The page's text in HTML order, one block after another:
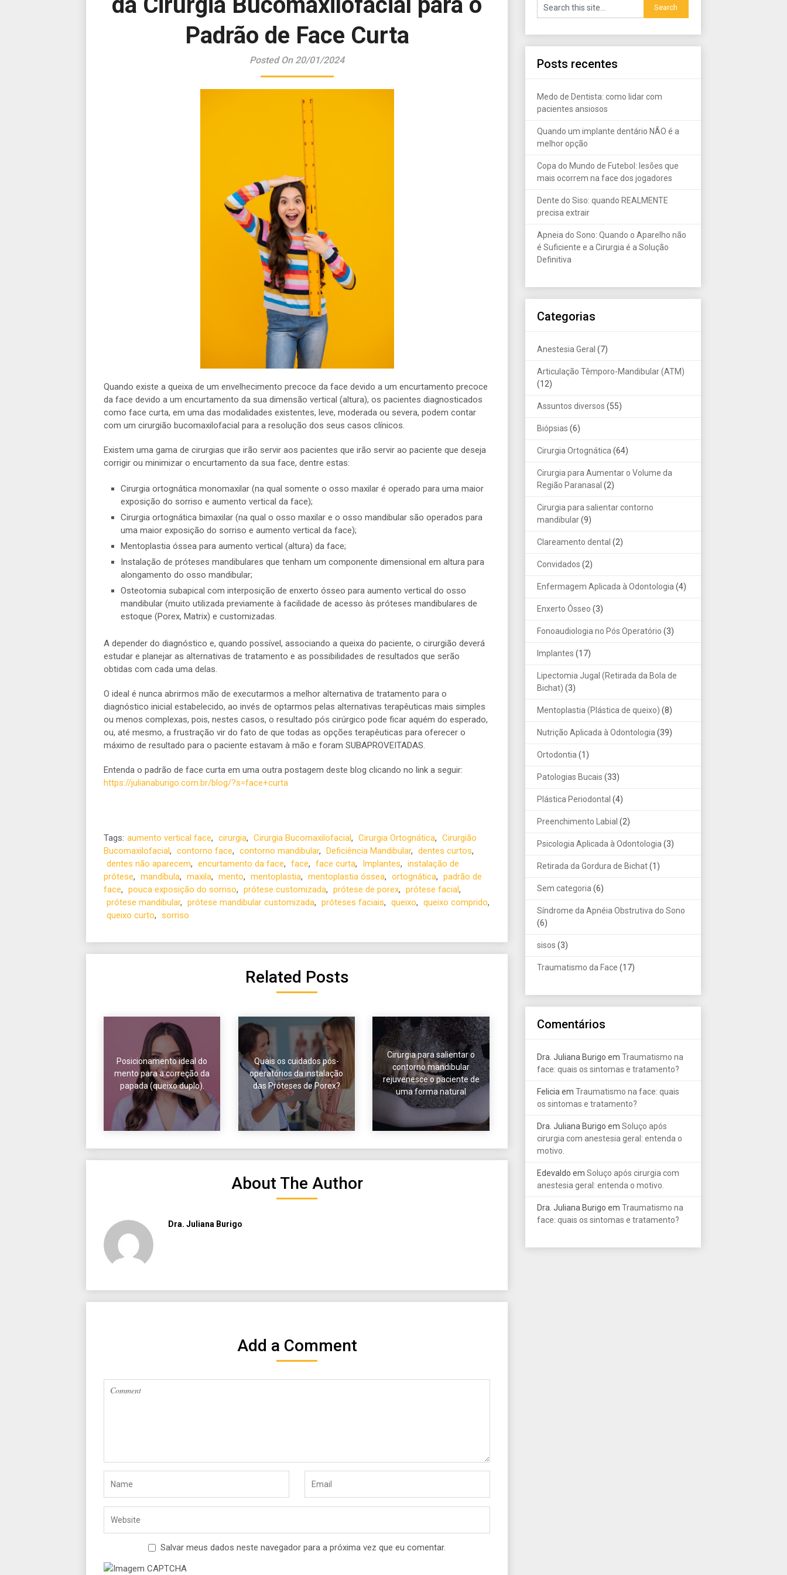
Padrão de Face Curta
Posted On 20/01/2024
Quando existe a queixa de um envelhecimento precoce da face devido a um encurtamento precoce
da face devido a um encurtamento da sua dimensão vertical (altura), os pacientes diagnosticados
como face curta, em uma das modalidades existentes, leve, moderada ou severa, podem contar
com um cirurgião bucomaxilofacial para a resolução dos seus casos clínicos.
Existem uma gama de cirurgias que irão servir aos pacientes que irão servir ao paciente que deseja
corrigir ou minimizar o encurtamento da sua face, dentre estas:
Cirurgia ortognática monomaxilar (na qual somente o osso maxilar é operado para uma maior
exposição do sorriso e aumento vertical da face);
Cirurgia ortognática bimaxilar (na qual o osso maxilar e o osso mandibular são operados para
uma maior exposição do sorriso e aumento vertical da face);
Mentoplastia óssea para aumento vertical (altura) da face;
Instalação de próteses mandibulares que tenham um componente dimensional em altura para
alongamento do osso mandibular;
Osteotomia subapical com interposição de enxerto ósseo para aumento vertical do osso
mandibular (muito utilizada previamente à facilidade de acesso às próteses mandibulares de
estoque (Porex, Matrix) e customizadas.
A depender do diagnóstico e, quando possível, associando a queixa do paciente, o cirurgião deverá
estudar e planejar as alternativas de tratamento e as possibilidades de resultados que serão
obtidas com cada uma delas.
O ideal é nunca abrirmos mão de executarmos a melhor alternativa de tratamento para o
diagnóstico inicial estabelecido, ao invés de optarmos pelas alternativas terapêuticas mais simples
ou menos complexas, pois, nestes casos, o resultado pós cirúrgico pode ficar aquém do esperado,
ou, até mesmo, a frustração vir do fato de que todas as opções terapêuticas para oferecer o
máximo de resultado para o paciente estavam à mão e foram SUBAPROVEITADAS.
Entenda o padrão de face curta em uma outra postagem deste blog clicando no link a seguir:
https://julianaburigo.com.br/blog/?s=face+curta
Tags: aumento vertical face, cirurgia, Cirurgia Bucomaxilofacial, Cirurgia Ortognática, Cirurgião
Bucomaxilofacial, contorno face, contorno mandibular, Deficiência Mandibular, dentes curtos,
dentes não aparecem, encurtamento da face, face, face curta, Implantes, instalação de
prótese, mandíbula, maxila, mento, mentoplastia, mentoplastia óssea, ortognática, padrão de
face, pouca exposição do sorriso, prótese customizada, prótese de porex, prótese facial,
prótese mandibular, prótese mandibular customizada, próteses faciais, queixo, queixo comprido,
queixo curto, sorriso
Related Posts
Posicionamento ideal do
mento para a correção da
papada (queixo duplo).
Quais os cuidados pós-
operatórios da instalação
das Próteses de Porex?
Cirurgia para salientar o
contorno mandibular
rejuvenesce o paciente de
uma forma natural
About The Author
Dra. Juliana Burigo
Add a Comment
Salvar meus dados neste navegador para a próxima vez que eu comentar.
Posts recentes
Medo de Dentista: como lidar com
pacientes ansiosos
Quando um implante dentário NÃO é a
melhor opção
Copa do Mundo de Futebol: lesões que
mais ocorrem na face dos jogadores
Dente do Siso: quando REALMENTE
precisa extrair
Apneia do Sono: Quando o Aparelho não
é Suficiente e a Cirurgia é a Solução
Definitiva
Categorias
Anestesia Geral (7)
Articulação Têmporo-Mandibular (ATM)
(12)
Assuntos diversos (55)
Biópsias (6)
Cirurgia Ortognática(64)
Cirurgia para Aumentar o Volume da
Região Paranasal (2)
Cirurgia para salientar contorno
mandibular(9)
Clareamento dental (2)
Convidados (2)
Enfermagem Aplicada à Odontologia(4)
Enxerto Ósseo (3)
Fonoaudiologia no Pós Operatório (3)
Implantes (17)
Lipectomia Jugal (Retirada da Bola de
Bichat) (3)
Mentoplastia (Plástica de queixo) (8)
Nutrição Aplicada à Odontologia(39)
Ortodontia(1)
Patologias Bucais (33)
Plástica Periodontal (4)
Preenchimento Labial (2)
Psicologia Aplicada à Odontologia(3)
Retirada da Gordura de Bichat(1)
Sem categoria(6)
Síndrome da Apnéia Obstrutiva do Sono
(6)
sisos (3)
Traumatismo da Face (17)
Comentários
Dra. Juliana Burigo em Traumatismo na
face: quais os sintomas e tratamento?
Feliciaem Traumatismo na face: quais
os sintomas e tratamento?
Dra. Juliana Burigo em Soluço após
cirurgia com anestesia geral: entenda o
motivo.
Edevaldo em Soluço após cirurgia com
anestesia geral: entenda o motivo.
Dra. Juliana Burigo em Traumatismo na
face: quais os sintomas e tratamento?